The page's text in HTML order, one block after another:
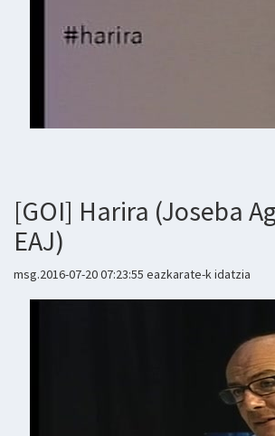
[GOI] Harira (Joseba
EAJ)
msg.2016-07-20 07:23:55 eazkarate-k idatzia